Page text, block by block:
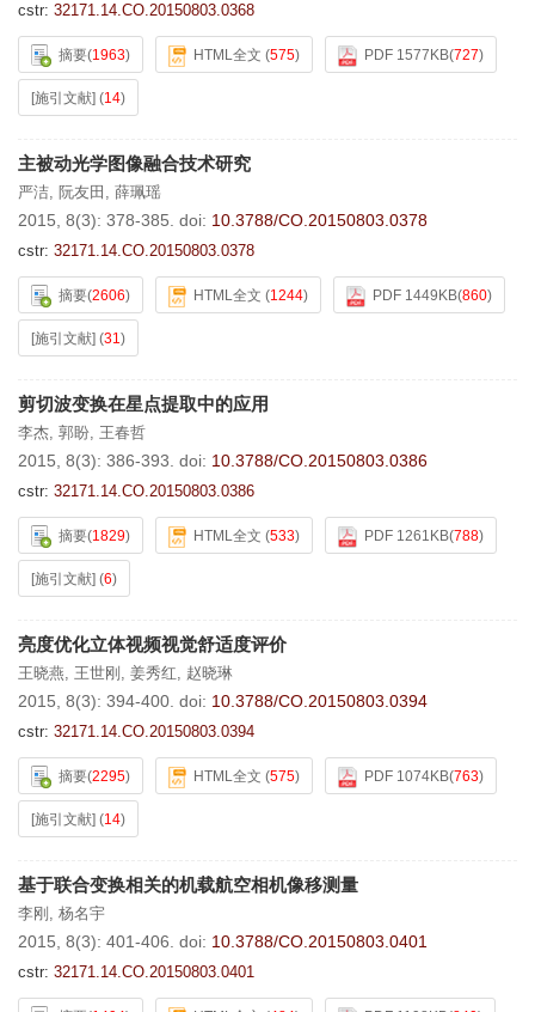
cstr: 32171.14.CO.20150803.0368
摘要(1963) HTML全文 (575) PDF 1577KB(727)
[施引文献] (14)
主被动光学图像融合技术研究
严洁, 阮友田 , 薛珮瑶
2015, 8(3): 378-385. doi: 10.3788/CO.20150803.0378
cstr: 32171.14.CO.20150803.0378
摘要(2606) HTML全文 (1244) PDF 1449KB(860)
[施引文献] (31)
剪切波变换在星点提取中的应用
李杰, 郭盼, 王春哲
2015, 8(3): 386-393. doi: 10.3788/CO.20150803.0386
cstr: 32171.14.CO.20150803.0386
摘要(1829) HTML全文 (533) PDF 1261KB(788)
[施引文献] (6)
亮度优化立体视频视觉舒适度评价
王晓燕, 王世刚 , 姜秀红, 赵晓琳
2015, 8(3): 394-400. doi: 10.3788/CO.20150803.0394
cstr: 32171.14.CO.20150803.0394
摘要(2295) HTML全文 (575) PDF 1074KB(763)
[施引文献] (14)
基于联合变换相关的机载航空相机像移测量
李刚 , 杨名宇
2015, 8(3): 401-406. doi: 10.3788/CO.20150803.0401
cstr: 32171.14.CO.20150803.0401